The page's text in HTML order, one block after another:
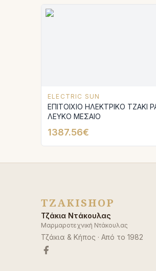
ELECTRIC SUN
ΕΠΙΤΟΙΧΙΟ ΗΛΕΚΤΡΙΚΟ ΤΖΑΚΙ
ΛΕΥΚΟ ΜΕΣΑΙΟ
1387.56€
TZAKISHOP
Τζάκια Ντάκουλας
Μαρμαροτεχνική Ντάκουλας
Τζάκια & Κήπος · Από το 1982